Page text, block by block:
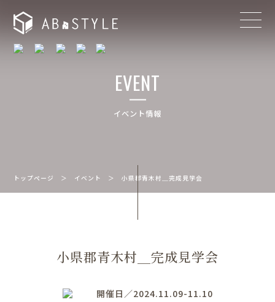
EVENT
イベント情報
トップページ ＞ イベント ＞小県郡青木村＿完成見学会
小県郡青木村＿完成見学会
開催日／2024.11.09-11.10